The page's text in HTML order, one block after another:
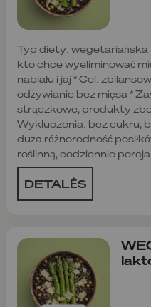
Typ diety: wegetariańska
kto chce wyeliminować
nabiału i jaj * Cel:
odżywianie bez mięsa *
strączkowe, produkty
Wykluczenia: bez cukru,
duża różnorodność
roślinną, codziennie
DETALĖS